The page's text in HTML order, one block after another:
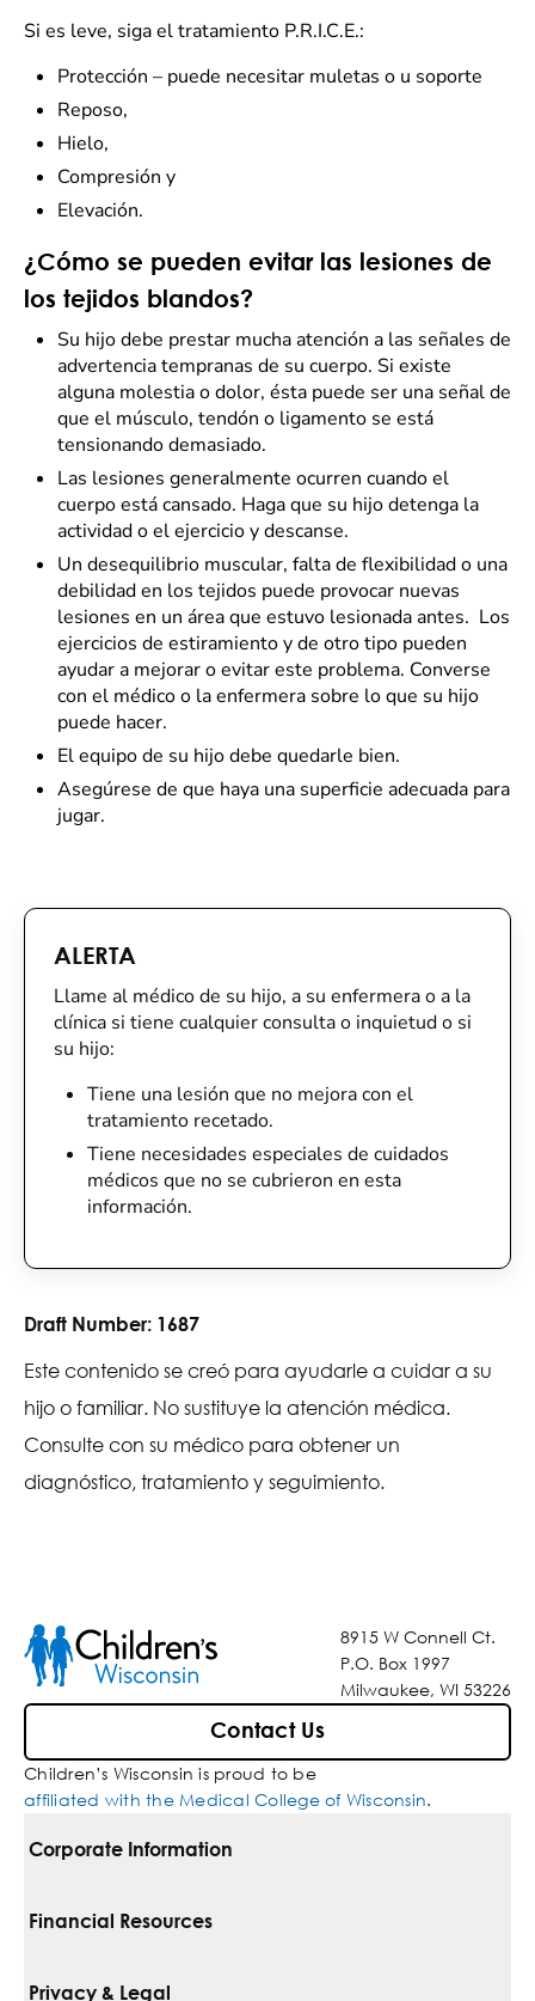
Si es leve, siga el tratamiento P.R.I.C.E.:
Protección – puede necesitar muletas o u soporte
Reposo,
Hielo,
Compresión y
Elevación.
¿Cómo se pueden evitar las lesiones de
los tejidos blandos?
Su hijo debe prestar mucha atención a las señales de
advertencia tempranas de su cuerpo. Si existe
alguna molestia o dolor, ésta puede ser una señal de
que el músculo, tendón o ligamento se está
tensionando demasiado.
Las lesiones generalmente ocurren cuando el
cuerpo está cansado. Haga que su hijo detenga la
actividad o el ejercicio y descanse.
Un desequilibrio muscular, falta de flexibilidad o una
debilidad en los tejidos puede provocar nuevas
lesiones en un área que estuvo lesionada antes. Los
ejercicios de estiramiento y de otro tipo pueden
ayudar a mejorar o evitar este problema. Converse
con el médico o la enfermera sobre lo que su hijo
puede hacer.
El equipo de su hijo debe quedarle bien.
Asegúrese de que haya una superficie adecuada para
jugar.
ALERTA
Llame al médico de su hijo, a su enfermera o a la
clínica si tiene cualquier consulta o inquietud o si
su hijo:
Tiene una lesión que no mejora con el
tratamiento recetado.
Tiene necesidades especiales de cuidados
médicos que no se cubrieron en esta
información.
Draft Number: 1687
Este contenido se creó para ayudarle a cuidar a su
hijo o familiar. No sustituye la atención médica.
Consulte con su médico para obtener un
diagnóstico, tratamiento y seguimiento.
8915 W Connell Ct.
P.O. Box 1997
Milwaukee, WI 53226
Contact Us
Children’s Wisconsin is proud to be
affiliated with the Medical College of Wisconsin.
Corporate Information
For Vendors
Financial Resources
Pay Your Bill
Privacy & Legal